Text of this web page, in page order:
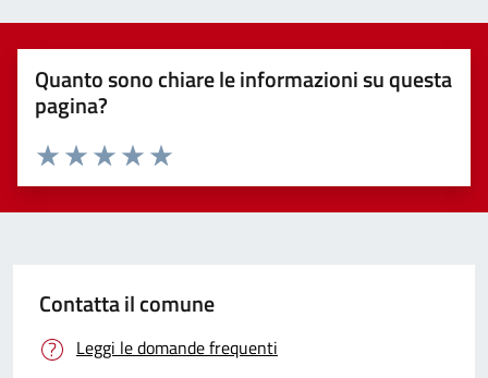
Quanto sono chiare le informazioni su questa
pagina?
Valuta 5 stelle su 5
Valuta 4 stelle su 5
Valuta 3 stelle su 5
Valuta 2 stelle su 5
Valuta 1 stelle su 5
Contatta il comune
Leggi le domande frequenti